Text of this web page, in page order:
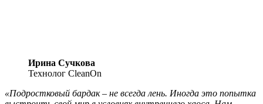
Ирина Сучкова
Технолог CleanOn
«Подростковый бардак – не всегда лень. Иногда это попытка